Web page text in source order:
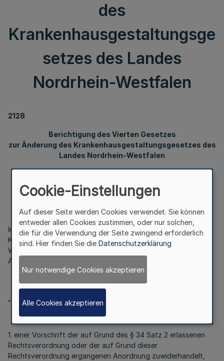
des
Krankenhausgestaltungsge
setzes des Landes
Nordrhein-Westfalen
2128
Berichtigung des Vierten Gesetzes
zur Änderung des Krankenhausgestaltungsgesetzes des
Landes Nordrhein-Westfalen
Vom 10. August 2022
In Artikel 1 Nummer 8 des Vierten Gesetzes zur Änderung des
Krankenhausgestaltungsgesetzes des Landes Nordrhein-
Westfalen vom 13. April 2022 (
) wird § 34a
Absatz 1 wie folgt gefasst:
1. einer Vorschrift der auf Grund des § 34 Satz 2 erlassenen
Rechtsverordnung oder der auf Grund dieser
Rechtsverordnung ergangenen Anordnung zuwiderhandelt,
Cookie-Einstellungen
Auf dieser Seite werden Cookies verwendet. Sie können
entweder allen Cookies zustimmen, oder nur solchen,
die für die Verwendung der Seite zwingend erforderlich
sind. Hier finden Sie die Datenschutzerklärung
Nur notwendige Cookies akzeptieren
Alle Cookies akzeptieren